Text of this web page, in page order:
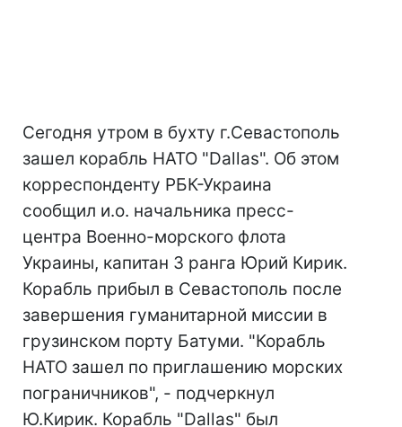
Сегодня утром в бухту г.Севастополь
зашел корабль НАТО "Dallas". Об этом
корреспонденту РБК-Украина
сообщил и.о. начальника пресс-
центра Военно-морского флота
Украины, капитан 3 ранга Юрий Кирик.
Корабль прибыл в Севастополь после
завершения гуманитарной миссии в
грузинском порту Батуми. "Корабль
НАТО зашел по приглашению морских
пограничников", - подчеркнул
Ю.Кирик. Корабль "Dallas" был